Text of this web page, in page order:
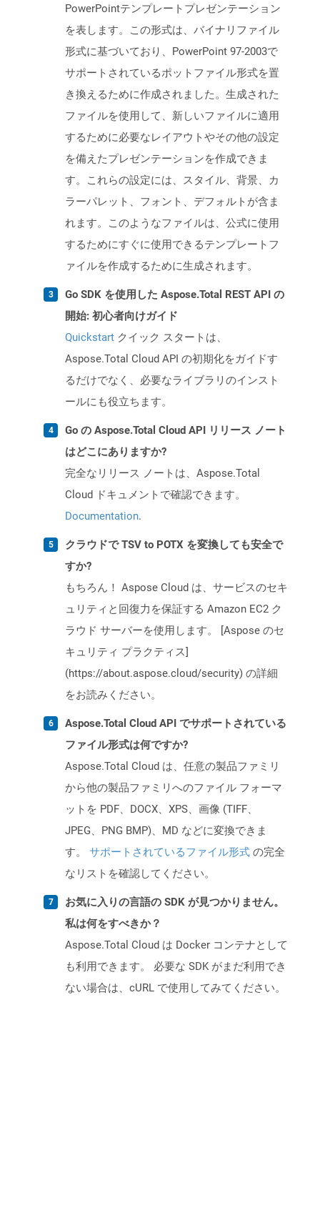
PowerPointテンプレートプレゼンテーション
を表します。この形式は、バイナリファイル
形式に基づいており、PowerPoint 97-2003で
サポートされているポットファイル形式を置
き換えるために作成されました。生成された
ファイルを使用して、新しいファイルに適用
するために必要なレイアウトやその他の設定
を備えたプレゼンテーションを作成できま
す。これらの設定には、スタイル、背景、カ
ラーパレット、フォント、デフォルトが含ま
れます。このようなファイルは、公式に使用
するためにすぐに使用できるテンプレートフ
ァイルを作成するために生成されます。
Go SDK を使用した Aspose.Total REST API の
開始: 初心者向けガイド
Quickstart クイック スタートは、
Aspose.Total Cloud API の初期化をガイドす
るだけでなく、必要なライブラリのインスト
ールにも役立ちます。
Go の Aspose.Total Cloud API リリース ノート
はどこにありますか?
完全なリリース ノートは、Aspose.Total
Cloud ドキュメントで確認できます。
Documentation.
クラウドで TSV to POTX を変換しても安全で
すか?
もちろん！ Aspose Cloud は、サービスのセキ
ュリティと回復力を保証する Amazon EC2 ク
ラウド サーバーを使用します。 [Aspose のセ
キュリティ プラクティス]
(https://about.aspose.cloud/security) の詳細
をお読みください。
Aspose.Total Cloud API でサポートされている
ファイル形式は何ですか?
Aspose.Total Cloud は、任意の製品ファミリ
から他の製品ファミリへのファイル フォーマ
ットを PDF、DOCX、XPS、画像 (TIFF、
JPEG、PNG BMP)、MD などに変換できま
す。 サポートされているファイル形式 の完全
なリストを確認してください。
お気に入りの言語の SDK が見つかりません。
私は何をすべきか？
Aspose.Total Cloud は Docker コンテナとして
も利用できます。 必要な SDK がまだ利用でき
ない場合は、cURL で使用してみてください。